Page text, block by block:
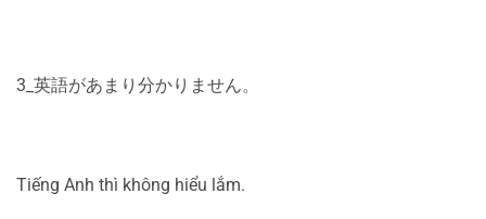
3_英語があまり分かりません。
Tiếng Anh thì không hiểu lắm.